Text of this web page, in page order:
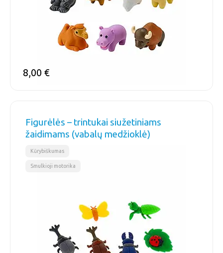
8,00 €
Figurėlės – trintukai siužetiniams
žaidimams (vabalų medžioklė)
Kūrybiškumas
Smulkioji motorika